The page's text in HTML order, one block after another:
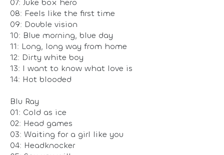
07: Juke box hero
08: Feels like the first time
09: Double vision
10: Blue morning, blue day
11: Long, long way from home
12: Dirty white boy
13: I want to know what love is
14: Hot blooded
Blu Ray
01: Cold as ice
02: Head games
03: Waiting for a girl like you
04: Headknocker